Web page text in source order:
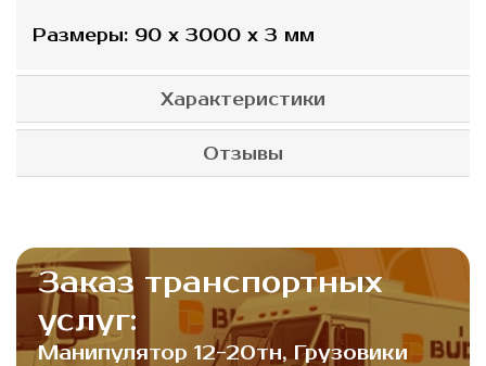
Размеры: 90 х 3000 х 3 мм
Характеристики
Отзывы
Заказ транспортных
услуг:
Манипулятор 12-20тн, Грузовики